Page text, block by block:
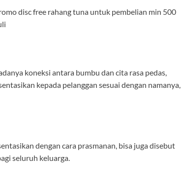
disc free rahang tuna untuk pembelian min 500
koneksi antara bumbu dan cita rasa pedas,
kepada pelanggan sesuai dengan namanya,
dengan cara prasmanan, bisa juga disebut
seluruh keluarga.